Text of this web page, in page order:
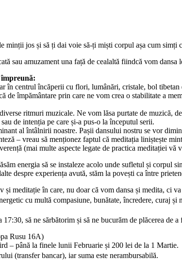
minții jos și să ți dai voie să-ți miști corpul așa cum
sau amuzament una față de cealaltă fiindcă vom
în centrul încăperii cu flori, lumânări, cristale, bol tibetan
de împământare prin care ne vom crea o stabilitate a
ritmuri muzicale. Ne vom lăsa purtate de muzică,
de intenția pe care și-a pus-o la începutul serii.
al întâlnirii noastre. Pașii dansului nostru se vor
– vreau să menționez faptul că meditația liniștește
(mai multe aspecte legate de practica meditației
energia să se instaleze acolo unde sufletul și corpul
despre experiența avută, stăm la povești ca între
meditație în care, nu doar că vom dansa și medita, ci
cu multă compasiune, bunătate, încredere, curaj
să ne sărbătorim și să ne bucurăm de plăcerea de
Rusu 16A)
– până la finele lunii Februarie și 200 lei de la 1 Martie.
(transfer bancar), iar suma este nerambursabilă.